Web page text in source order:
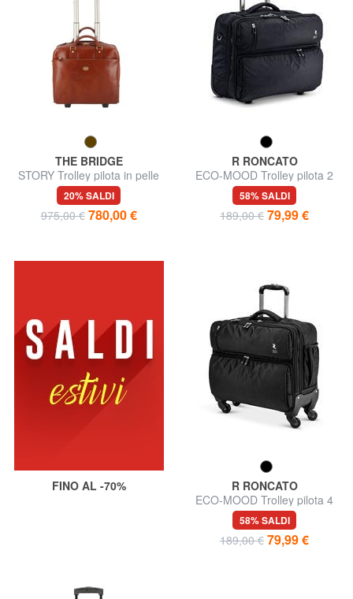
THE BRIDGE
STORY Trolley pilota in pelle
porta pc 13"
20% SALDI
975,00 € 780,00 €
R RONCATO
ECO-MOOD Trolley pilota 2
ruote, porta pc 17"
58% SALDI
189,00 € 79,99 €
FINO AL -70%
R RONCATO
ECO-MOOD Trolley pilota 4
ruote, porta pc 17"
58% SALDI
189,00 € 79,99 €